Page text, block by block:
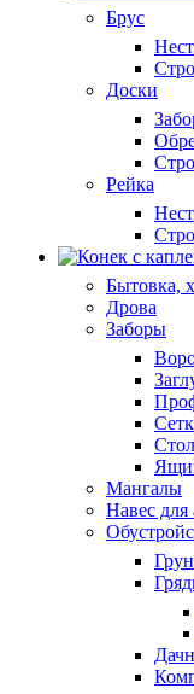
Брус
Доски
Рейка
Бытовка,
Дрова
Заборы
Мангалы
Навес для